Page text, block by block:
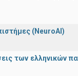
(NeuroAI)
των